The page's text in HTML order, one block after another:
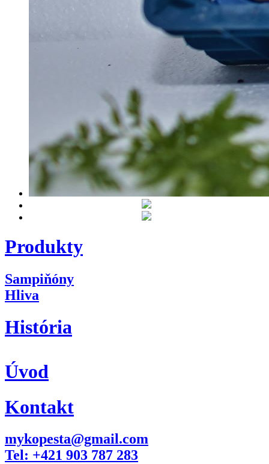
Produkty
Sampiňóny
Hliva
História
Úvod
Kontakt
mykopesta@gmail.com
Tel: +421 903 787 283